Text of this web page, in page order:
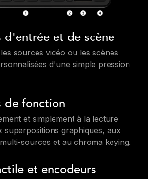
d'entrée et de scène
sources vidéo ou les scènes
d'une simple pression
de fonction
et simplement à la lecture
superpositions graphiques, aux
sources et au chroma keying.
et encodeurs